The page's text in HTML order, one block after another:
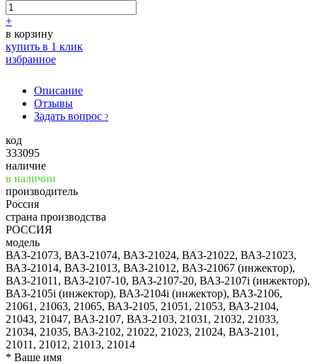
+
в корзину
купить в 1 клик
избранное
Описание
Отзывы
Задать вопрос ?
код
333095
наличие
в наличии
производитель
Россия
страна производства
РОССИЯ
модель
ВАЗ-21073, ВАЗ-21074, ВАЗ-21024, ВАЗ-21022, ВАЗ-21023,
ВАЗ-21014, ВАЗ-21013, ВАЗ-21012, ВАЗ-21067 (инжектор),
ВАЗ-21011, ВАЗ-2107-10, ВАЗ-2107-20, ВАЗ-2107i (инжектор),
ВАЗ-2105i (инжектор), ВАЗ-2104i (инжектор), ВАЗ-2106,
21061, 21063, 21065, ВАЗ-2105, 21051, 21053, ВАЗ-2104,
21043, 21047, ВАЗ-2107, ВАЗ-2103, 21031, 21032, 21033,
21034, 21035, ВАЗ-2102, 21022, 21023, 21024, ВАЗ-2101,
21011, 21012, 21013, 21014
* Ваше имя